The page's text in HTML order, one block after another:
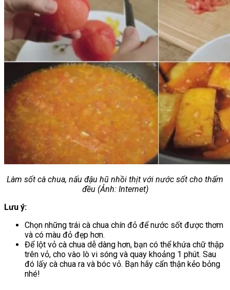
Làm sốt cà chua, nấu đậu hũ nhồi thịt với nước sốt cho thấm
đều (Ảnh: Internet)
Lưu ý:
Chọn những trái cà chua chín đỏ để nước sốt được thơm
và có màu đỏ đẹp hơn.
Để lột vỏ cà chua dễ dàng hơn, bạn có thể khứa chữ thập
trên vỏ, cho vào lò vi sóng và quay khoảng 1 phút. Sau
đó lấy cà chua ra và bóc vỏ. Bạn hãy cẩn thận kẻo bỏng
nhé!